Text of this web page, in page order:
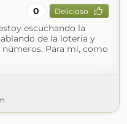
0 Delicioso
escuchando la
de la lotería y
Para mí, como